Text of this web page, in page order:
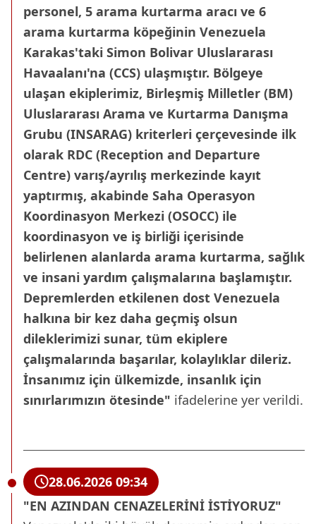
personel, 5 arama kurtarma aracı ve 6
arama kurtarma köpeğinin Venezuela
Karakas'taki Simon Bolivar Uluslararası
Havaalanı'na (CCS) ulaşmıştır. Bölgeye
ulaşan ekiplerimiz, Birleşmiş Milletler (BM)
Uluslararası Arama ve Kurtarma Danışma
Grubu (INSARAG) kriterleri çerçevesinde ilk
olarak RDC (Reception and Departure
Centre) varış/ayrılış merkezinde kayıt
yaptırmış, akabinde Saha Operasyon
Koordinasyon Merkezi (OSOCC) ile
koordinasyon ve iş birliği içerisinde
belirlenen alanlarda arama kurtarma, sağlık
ve insani yardım çalışmalarına başlamıştır.
Depremlerden etkilenen dost Venezuela
halkına bir kez daha geçmiş olsun
dileklerimizi sunar, tüm ekiplere
çalışmalarında başarılar, kolaylıklar dileriz.
İnsanımız için ülkemizde, insanlık için
sınırlarımızın ötesinde" ifadelerine yer verildi.
28.06.2026 09:34
"EN AZINDAN CENAZELERİNİ İSTİYORUZ"